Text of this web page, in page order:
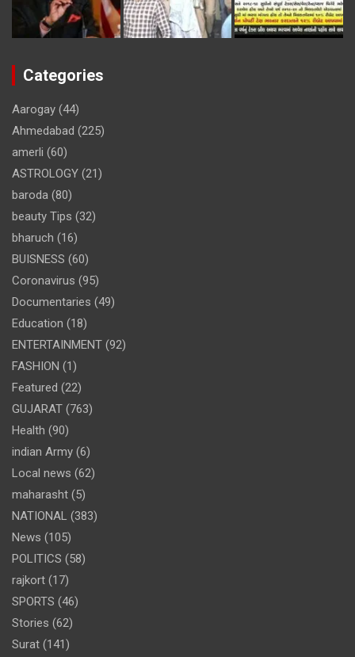
Categories
Aarogay (44)
Ahmedabad (225)
amerli (60)
ASTROLOGY (21)
baroda (80)
beauty Tips (32)
bharuch (16)
BUISNESS (60)
Coronavirus (95)
Documentaries (49)
Education (18)
ENTERTAINMENT (92)
FASHION (1)
Featured (22)
GUJARAT (763)
Health (90)
indian Army (6)
Local news (62)
maharasht (5)
NATIONAL (383)
News (105)
POLITICS (58)
rajkort (17)
SPORTS (46)
Stories (62)
Surat (141)